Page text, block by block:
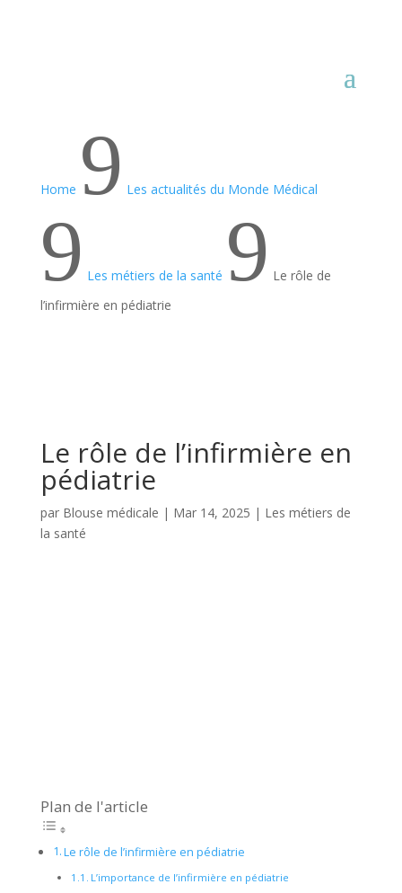
Home 9 Les actualités du Monde Médical
9 Les métiers de la santé 9 Le rôle de
l’infirmière en pédiatrie
Le rôle de l’infirmière en
pédiatrie
par Blouse médicale | Mar 14, 2025 | Les métiers de
la santé
Plan de l'article
Le rôle de l’infirmière en pédiatrie
L’importance de l’infirmière en pédiatrie